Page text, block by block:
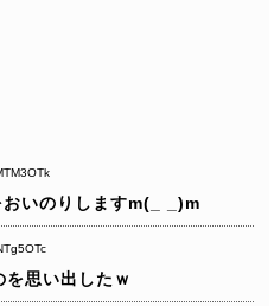
おいのりしますm(_ _)m
思い出したｗ